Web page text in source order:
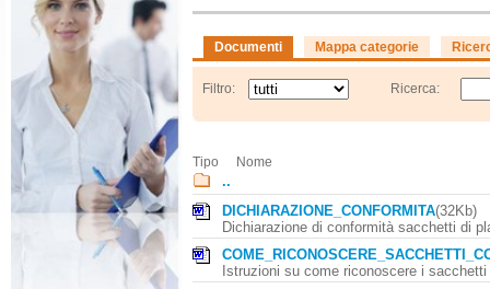
Documenti Mappa categorie
Filtro: Ricerca:
Tipo Nome
..
DICHIARAZIONE_CONFORMITA(32Kb)
Dichiarazione di conformità sacchetti di
Istruzioni su come riconoscere i